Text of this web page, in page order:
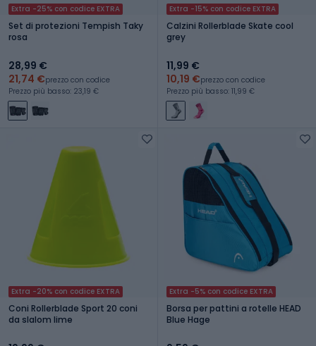
Extra -25% con codice EXTRA
Set di protezioni Tempish Taky
rosa
28,99 €
21,74 €prezzo con codice
Prezzo più basso: 23,19 €
Extra -15% con codice EXTRA
Calzini Rollerblade Skate cool
grey
11,99 €
10,19 €prezzo con codice
Prezzo più basso: 11,99 €
Extra -20% con codice EXTRA
Coni Rollerblade Sport 20 coni
da slalom lime
Extra -5% con codice EXTRA
Borsa per pattini a rotelle HEAD
Blue Hage